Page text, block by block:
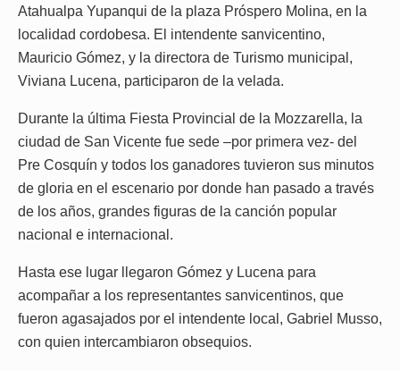
Atahualpa Yupanqui de la plaza Próspero Molina, en la
localidad cordobesa. El intendente sanvicentino,
Mauricio Gómez, y la directora de Turismo municipal,
Viviana Lucena, participaron de la velada.
Durante la última Fiesta Provincial de la Mozzarella, la
ciudad de San Vicente fue sede –por primera vez- del
Pre Cosquín y todos los ganadores tuvieron sus minutos
de gloria en el escenario por donde han pasado a través
de los años, grandes figuras de la canción popular
nacional e internacional.
Hasta ese lugar llegaron Gómez y Lucena para
acompañar a los representantes sanvicentinos, que
fueron agasajados por el intendente local, Gabriel Musso,
con quien intercambiaron obsequios.